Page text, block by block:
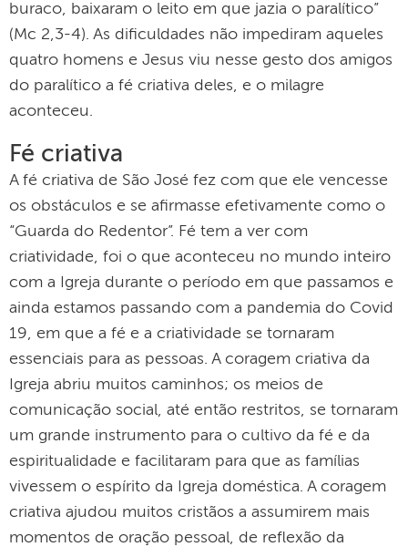
buraco, baixaram o leito em que jazia o paralítico”
(Mc 2,3-4). As dificuldades não impediram aqueles
quatro homens e Jesus viu nesse gesto dos amigos
do paralítico a fé criativa deles, e o milagre
aconteceu.
Fé criativa
A fé criativa de São José fez com que ele vencesse
os obstáculos e se afirmasse efetivamente como o
“Guarda do Redentor”. Fé tem a ver com
criatividade, foi o que aconteceu no mundo inteiro
com a Igreja durante o período em que passamos e
ainda estamos passando com a pandemia do Covid
19, em que a fé e a criatividade se tornaram
essenciais para as pessoas. A coragem criativa da
Igreja abriu muitos caminhos; os meios de
comunicação social, até então restritos, se tornaram
um grande instrumento para o cultivo da fé e da
espiritualidade e facilitaram para que as famílias
vivessem o espírito da Igreja doméstica. A coragem
criativa ajudou muitos cristãos a assumirem mais
momentos de oração pessoal, de reflexão da